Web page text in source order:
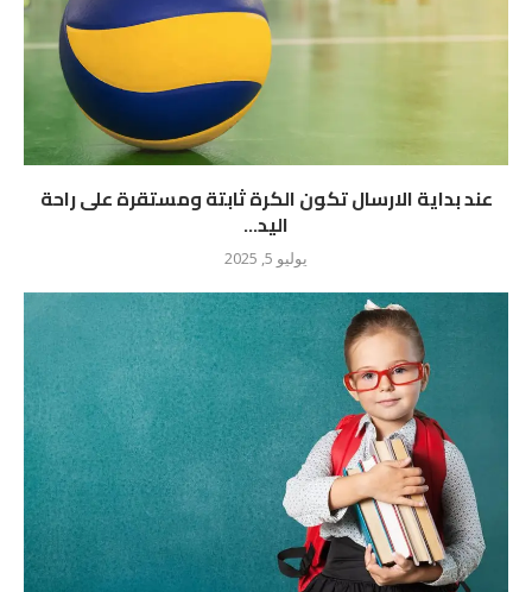
عند بداية الارسال تكون الكرة ثابتة ومستقرة على راحة
اليد...
يوليو 5, 2025